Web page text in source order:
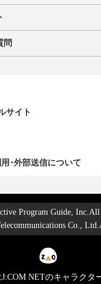
問
サイト
･外部送信について
Program Guide, Inc.All
Co.,
NETのキャラクタ